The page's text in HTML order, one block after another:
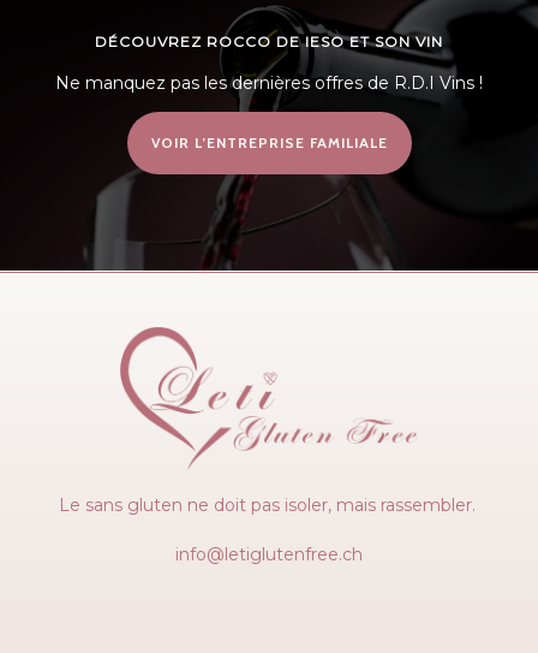
DÉCOUVREZ ROCCO DE IESO ET SON VIN
Ne manquez pas les dernières offres de R.D.I Vins !
VOIR L’ENTREPRISE FAMILIALE
Le sans gluten ne doit pas isoler, mais rassembler.
info@letiglutenfree.ch